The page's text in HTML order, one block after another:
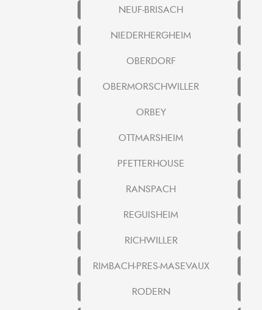
NEUF-BRISACH
NIEDERHERGHEIM
OBERDORF
OBERMORSCHWILLER
ORBEY
OTTMARSHEIM
PFETTERHOUSE
RANSPACH
REGUISHEIM
RICHWILLER
RIMBACH-PRES-MASEVAUX
RODERN